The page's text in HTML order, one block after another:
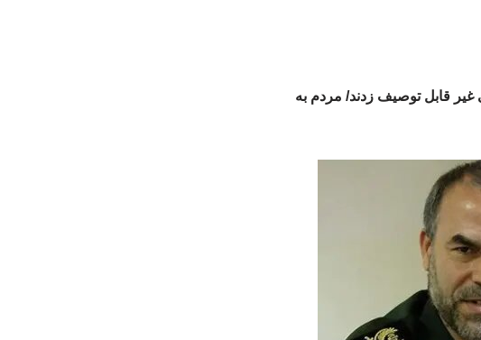
قیام و خیزش ملی غیر قابل توصیف زدند/ مردم به